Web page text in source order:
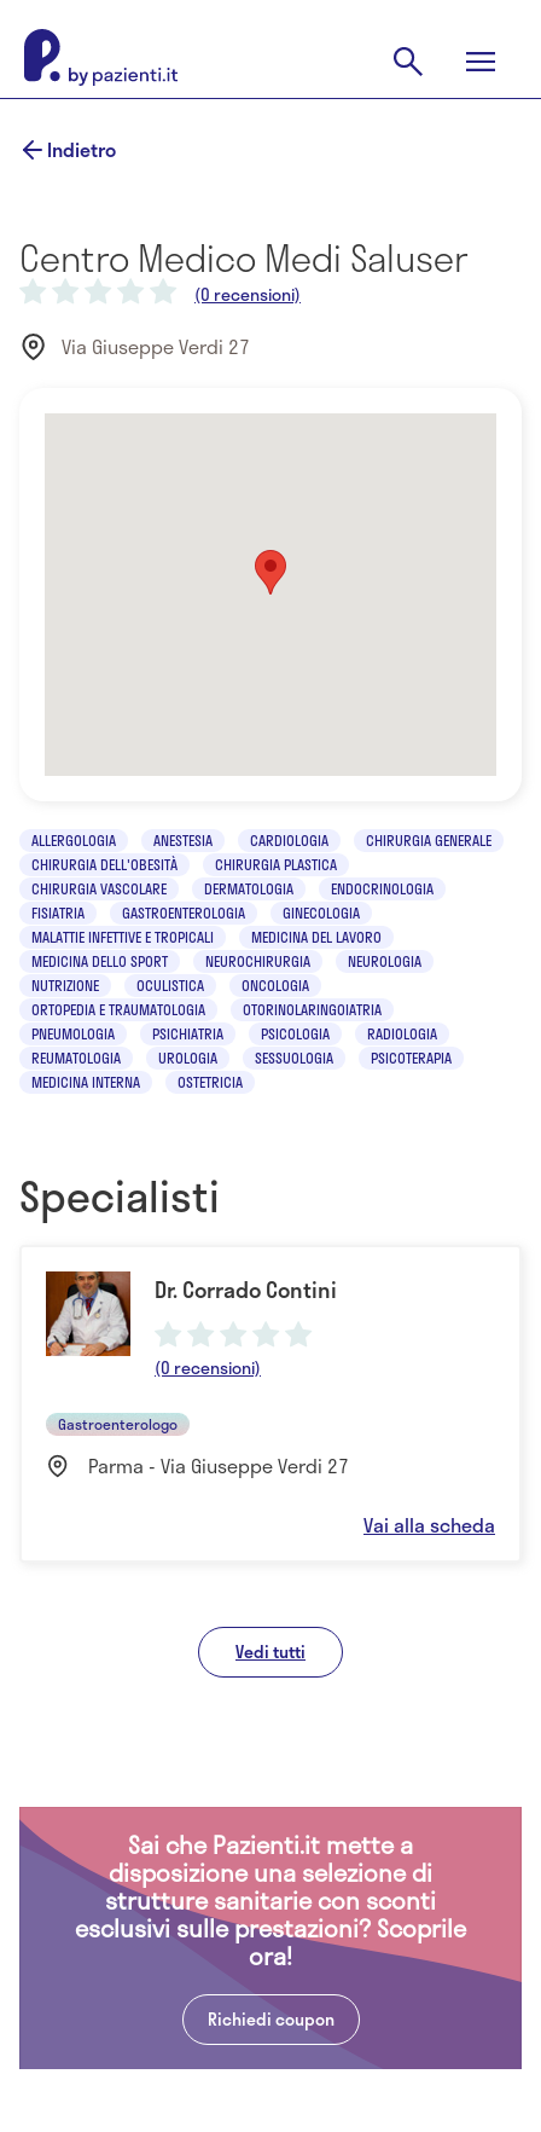
Indietro
Centro Medico Medi Saluser
(0 recensioni)
Via Giuseppe Verdi 27
ALLERGOLOGIA ANESTESIA CARDIOLOGIA
CHIRURGIA GENERALE
CHIRURGIA DELL'OBESITÀ
CHIRURGIA PLASTICA
CHIRURGIA VASCOLARE
DERMATOLOGIA
ENDOCRINOLOGIA
FISIATRIA
GASTROENTEROLOGIA
GINECOLOGIA
MALATTIE INFETTIVE E TROPICALI
MEDICINA DEL LAVORO
MEDICINA DELLO SPORT
NEUROCHIRURGIA
NEUROLOGIA
NUTRIZIONE
OCULISTICA
ONCOLOGIA
ORTOPEDIA E TRAUMATOLOGIA
OTORINOLARINGOIATRIA
PNEUMOLOGIA
PSICHIATRIA PSICOLOGIA
RADIOLOGIA
REUMATOLOGIA
UROLOGIA SESSUOLOGIA
PSICOTERAPIA
MEDICINA INTERNA
OSTETRICIA
Specialisti
Dr. Corrado Contini
(0 recensioni)
Gastroenterologo
Parma - Via Giuseppe Verdi 27
Vai alla scheda
Vedi tutti
Sai che Pazienti.it mette a
disposizione una selezione di
strutture sanitarie con sconti
esclusivi sulle prestazioni? Scoprile
ora!
Richiedi coupon